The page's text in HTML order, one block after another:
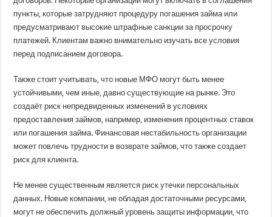
пункты, которые затрудняют процедуру погашения займа или
предусматривают высокие штрафные санкции за просрочку
платежей. Клиентам важно внимательно изучать все условия
перед подписанием договора.
Также стоит учитывать, что новые МФО могут быть менее
устойчивыми, чем иные, давно существующие на рынке. Это
создаёт риск непредвиденных изменений в условиях
предоставления займов, например, изменения процентных ставок
или погашения займа. Финансовая нестабильность организации
может повлечь трудности в возврате займов, что также создает
риск для клиента.
Не менее существенным является риск утечки персональных
данных. Новые компании, не обладая достаточными ресурсами,
могут не обеспечить должный уровень защиты информации, что